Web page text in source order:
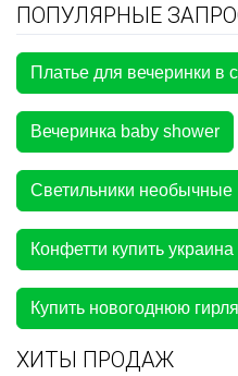
ПОПУЛЯРНЫЕ
Платье для вечеринки в
Вечеринка baby shower
Светильники необычные
Конфетти купить украина
Купить новогоднюю
ХИТЫ ПРОДАЖ